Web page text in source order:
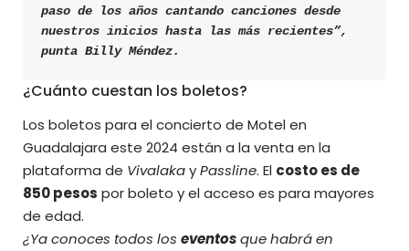
paso de los años cantando canciones desde
nuestros inicios hasta las más recientes”,
punta Billy Méndez.
¿Cuánto cuestan los boletos?
Los boletos para el concierto de Motel en
Guadalajara este 2024 están a la venta en la
plataforma de VivalakayPassline. El costo es de
850 pesos por boleto y el acceso es para mayores
de edad.
¿Ya conoces todos los eventosque habrá en